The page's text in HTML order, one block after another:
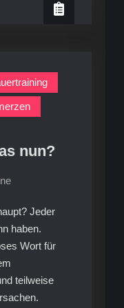
nun?
Jeder
haben.
Wort für
teilweise